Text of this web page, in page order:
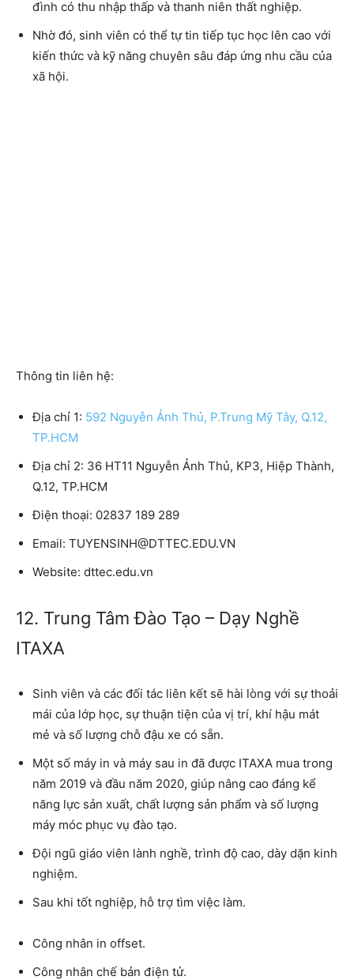
đình có thu nhập thấp và thanh niên thất nghiệp.
Nhờ đó, sinh viên có thể tự tin tiếp tục học lên cao với
kiến ​​thức và kỹ năng chuyên sâu đáp ứng nhu cầu của
xã hội.
Thông tin liên hệ:
Địa chỉ 1: 592 Nguyễn Ảnh Thủ, P.Trung Mỹ Tây, Q.12,
TP.HCM
Địa chỉ 2: 36 HT11 Nguyễn Ảnh Thủ, KP3, Hiệp Thành,
Q.12, TP.HCM
Điện thoại: 02837 189 289
Email: TUYENSINH@DTTEC.EDU.VN
Website: dttec.edu.vn
12. Trung Tâm Đào Tạo – Dạy Nghề
ITAXA
Sinh viên và các đối tác liên kết sẽ hài lòng với sự thoải
mái của lớp học, sự thuận tiện của vị trí, khí hậu mát
mẻ và số lượng chỗ đậu xe có sẵn.
Một số máy in và máy sau in đã được ITAXA mua trong
năm 2019 và đầu năm 2020, giúp nâng cao đáng kể
năng lực sản xuất, chất lượng sản phẩm và số lượng
máy móc phục vụ đào tạo.
Đội ngũ giáo viên lành nghề, trình độ cao, dày dặn kinh
nghiệm.
Sau khi tốt nghiệp, hỗ trợ tìm việc làm.
Công nhân in offset.
Công nhân chế bản điện tử.